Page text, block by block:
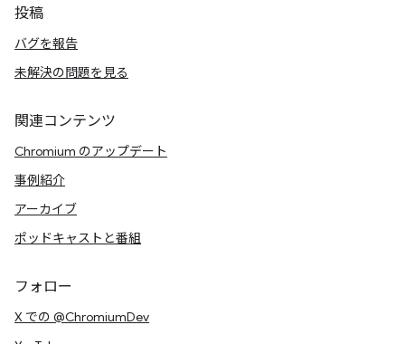
投稿
バグを報告
未解決の問題を見る
関連コンテンツ
Chromium のアップデート
事例紹介
アーカイブ
ポッドキャストと番組
フォロー
X での @ChromiumDev